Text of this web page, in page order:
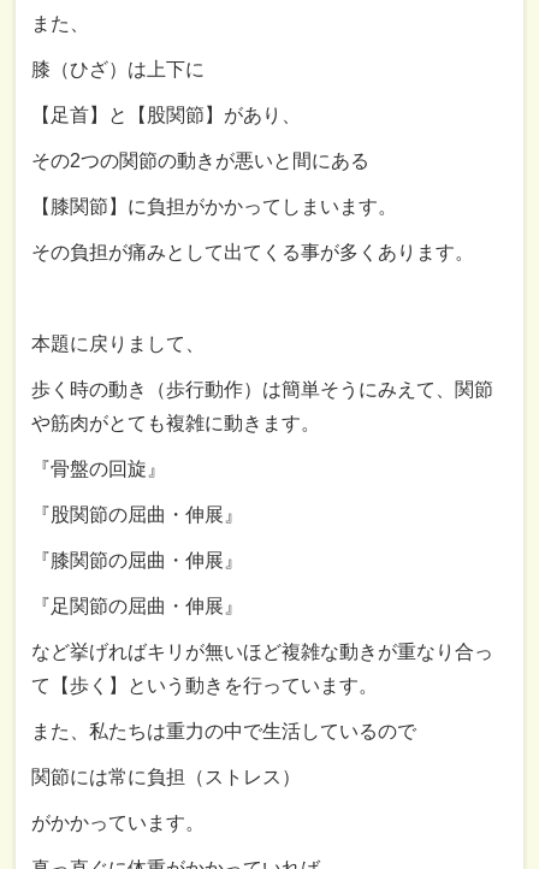
また、
膝（ひざ）は上下に
【足首】と【股関節】があり、
その2つの関節の動きが悪いと間にある
【膝関節】に負担がかかってしまいます。
その負担が痛みとして出てくる事が多くあります。
本題に戻りまして、
歩く時の動き（歩行動作）は簡単そうにみえて、 関節
や筋肉がとても複雑に動きます。
『骨盤の回旋』
『股関節の屈曲・伸展』
『膝関節の屈曲・伸展』
『足関節の屈曲・伸展』
など挙げればキリが無いほど複雑な動きが重なり合っ
て【歩く】という動きを行っています。
また、私たちは重力の中で生活しているので
関節には常に負担（ストレス）
がかかっています。